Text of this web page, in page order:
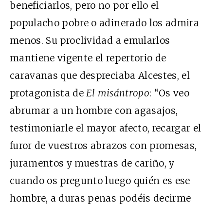
beneficiarlos, pero no por ello el
populacho pobre o adinerado los admira
menos. Su proclividad a emularlos
mantiene vigente el repertorio de
caravanas que despreciaba Alcestes, el
protagonista deEl misántropo: “Os veo
abrumar a un hombre con agasajos,
testimoniarle el mayor afecto, recargar el
furor de vuestros abrazos con promesas,
juramentos y muestras de cariño, y
cuando os pregunto luego quién es ese
hombre, a duras penas podéis decirme